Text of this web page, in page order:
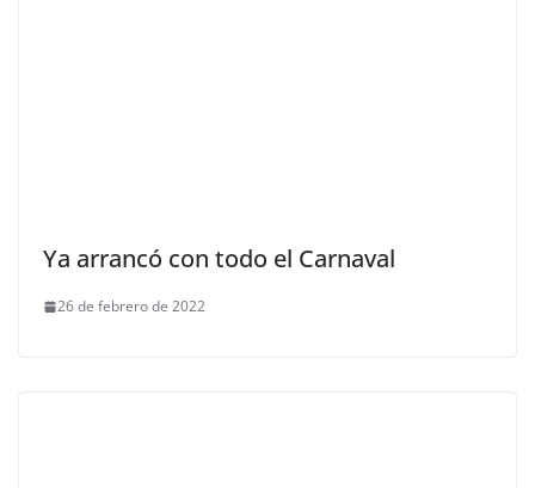
Ya arrancó con todo el Carnaval
26 de febrero de 2022